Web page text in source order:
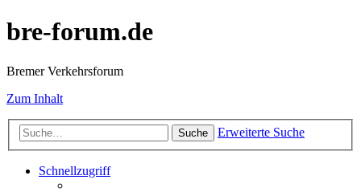
bre-forum.de
Bremer Verkehrsforum
Zum Inhalt
Suche Erweiterte Suche
Schnellzugriff